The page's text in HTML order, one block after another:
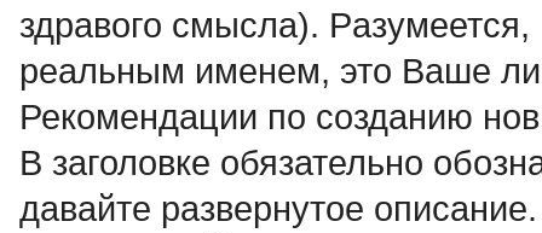
здравого смысла).
реальным именем, это Ваше
Рекомендации по созданию
В заголовке обязательно
давайте развернутое описание.